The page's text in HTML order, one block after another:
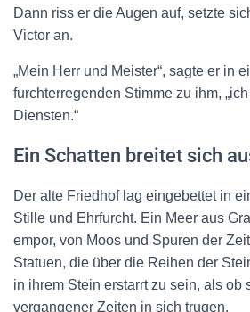
Dann riss er die Augen auf, setzte
Victor an.
„Mein Herr und Meister“, sagte er in
furchterregenden Stimme zu ihm,
Diensten.“
Ein Schatten breitet sich
Der alte Friedhof lag eingebettet in
Stille und Ehrfurcht. Ein Meer aus
empor, von Moos und Spuren der
Statuen, die über die Reihen der
in ihrem Stein erstarrt zu sein, als ob
vergangener Zeiten in sich trugen.